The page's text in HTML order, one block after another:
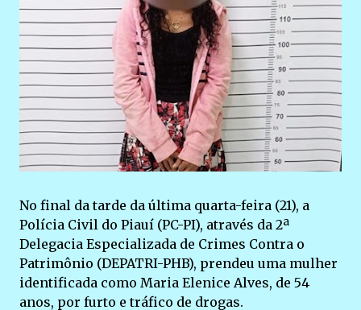
No final da tarde da última quarta-feira (21), a
Polícia Civil do Piauí (PC-PI), através da 2ª
Delegacia Especializada de Crimes Contra o
Patrimônio (DEPATRI-PHB), prendeu uma mulher
identificada como Maria Elenice Alves, de 54
anos, por furto e tráfico de drogas.